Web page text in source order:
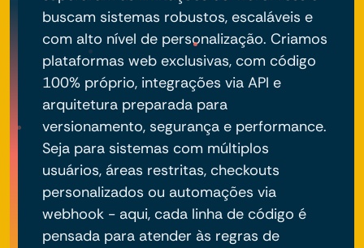
buscam sistemas robustos, escaláveis e
com alto nível de personalização. Criamos
plataformas web exclusivas, com código
100% próprio, integrações via API e
arquitetura preparada para
versionamento, segurança e performance.
Seja para sistemas com múltiplos
usuários, áreas restritas, checkouts
personalizados ou automações via
webhook - aqui, cada linha de código é
pensada para atender às regras de